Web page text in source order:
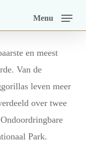
Menu
en meest
Van de
leven meer
over twee
Park.